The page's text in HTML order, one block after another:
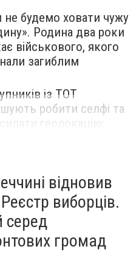
не будемо ховати чужу
Родина два роки
військового, якого
загиблим
із ТОТ
робити селфі та
відновив
виборців.
серед
громад